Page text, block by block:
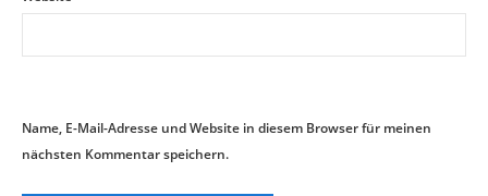
Name, E-Mail-Adresse und Website in diesem Browser für meinen
nächsten Kommentar speichern.